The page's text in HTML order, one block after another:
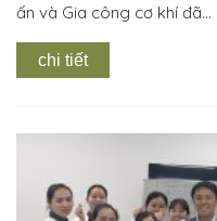
ấn và Gia công cơ khí đã...
chi tiết